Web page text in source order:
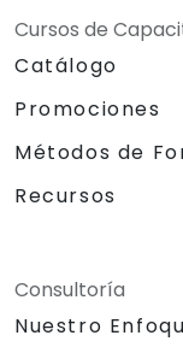
Cursos de
Catálogo
Promociones
Métodos de
Recursos
Consultoría
Nuestro